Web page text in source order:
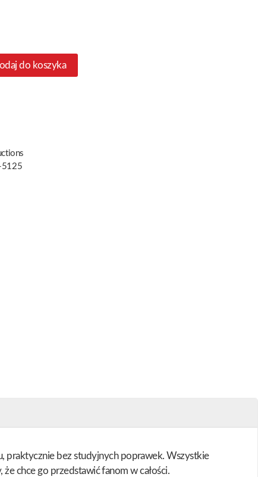
do koszyka
5125
praktycznie bez studyjnych poprawek. Wszystkie
że chce go przedstawić fanom w całości.